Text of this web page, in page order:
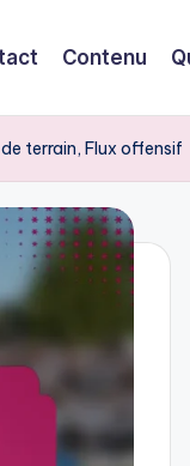
Contenu
terrain, Flux offensif